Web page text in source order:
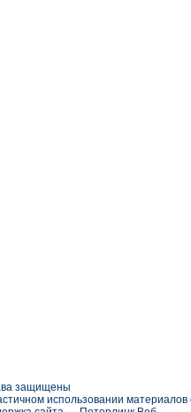
защищены
использовании